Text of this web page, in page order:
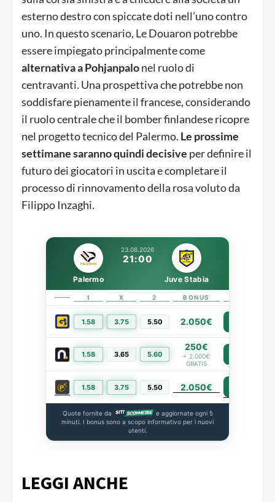
esterno destro con spiccate doti nell’uno contro
uno. In questo scenario, Le Douaron potrebbe
essere impiegato principalmente come
alternativa a Pohjanpalonel ruolo di
centravanti. Una prospettiva che potrebbe non
soddisfare pienamente il francese, considerando
il ruolo centrale che il bomber finlandese ricopre
nel progetto tecnico del Palermo. Le prossime
settimane saranno quindi decisive per definire il
futuro dei giocatori in uscita e completare il
processo di rinnovamento della rosa voluto da
Filippo Inzaghi.
23.08.2026
21:00
Palermo Juve Stabia
1 X 2 BONUS
1.58 3.75 5.50 2.050€
1.58 3.65 5.60
250€
+ 2.000€
GRATIS
1.58 3.75 5.50 2.050€
Quote fornite da
e aggiornate ogni 5
minuti. I bonus sono a scopo informativo per i nuovi
utenti.
LEGGI ANCHE